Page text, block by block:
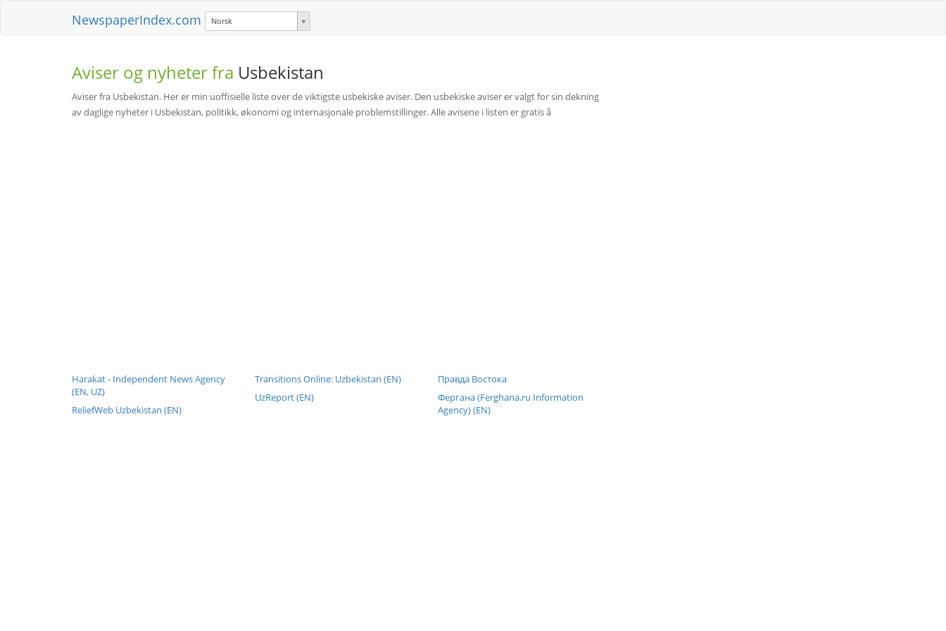
NewspaperIndex.com Norsk
Aviser og nyheter fra Usbekistan
Aviser fra Usbekistan. Her er min uoffisielle liste over de viktigste usbekiske aviser. Den usbekiske aviser er valgt for sin dekning
av daglige nyheter i Usbekistan, politikk, økonomi og internasjonale problemstillinger. Alle avisene i listen er gratis å
Harakat - Independent News Agency
(EN, UZ)
ReliefWeb Uzbekistan (EN)
Transitions Online: Uzbekistan (EN)
UzReport (EN)
Правда Востока
Фергана (Ferghana.ru Information
Agency) (EN)